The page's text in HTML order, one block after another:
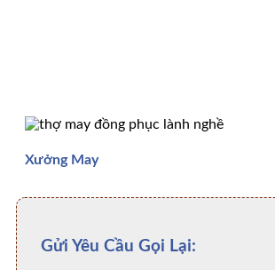
Xưởng May
Gửi Yêu Cầu Gọi Lại: